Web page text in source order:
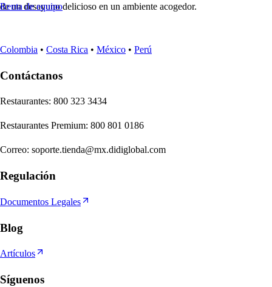
de un desayuno delicioso en un ambiente acogedor.
Renta de equipo
Colombia • Costa Rica • México • Perú
Contáctanos
Restaurantes: 800 323 3434
Restaurantes Premium: 800 801 0186
Correo: soporte.tienda@mx.didiglobal.com
Regulación
Documentos Legales
Blog
Artículos
Síguenos